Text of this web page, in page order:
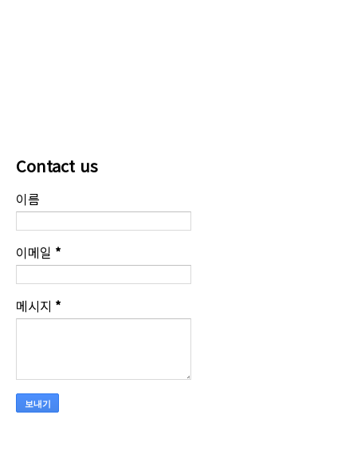
Contact us
이름
이메일 *
메시지 *